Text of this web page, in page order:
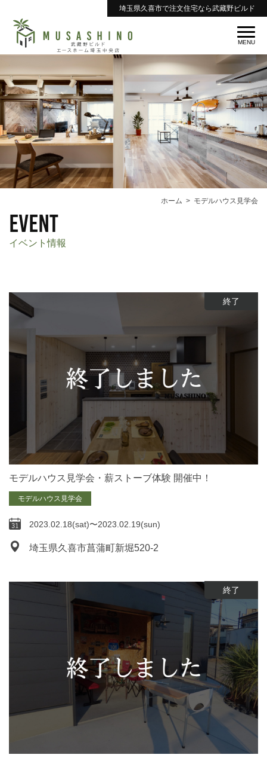
埼玉県久喜市で注文住宅なら武藏野ビルド
ホーム モデルハウス見学会
event
イベント情報
終了
モデルハウス見学会・薪ストーブ体験 開催中！
モデルハウス見学会
2023.02.18(sat)〜2023.02.19(sun)
埼玉県久喜市菖蒲町新堀520-2
終了